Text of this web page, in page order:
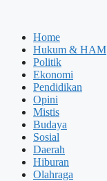
Home
Hukum & HAM
Politik
Ekonomi
Pendidikan
Opini
Mistis
Budaya
Sosial
Daerah
Hiburan
Olahraga